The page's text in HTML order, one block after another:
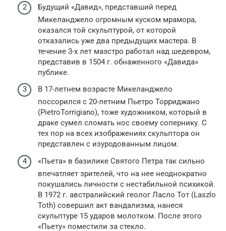
Будущий «Давид», представший перед
Микеланджело огромным куском мрамора,
оказался той скульптурой, от которой
отказались уже два предыдущих мастера. В
течение 3-х лет маэстро работал над шедевром,
представив в 1504 г. обнаженного «Давида»
публике.
В 17-летнем возрасте Микеланджело
поссорился с 20-летним Пьетро Торриджано
(PietroTorrigiano), тоже художником, который в
драке сумел сломать нос своему сопернику. С
тех пор на всех изображениях скульптора он
представлен с изуродованным лицом.
«Пьета» в базилике Святого Петра так сильно
впечатляет зрителей, что на нее неоднократно
покушались личности с нестабильной психикой.
В 1972 г. австралийский геолог Ласло Тот (Laszlo
Toth) совершил акт вандализма, нанеся
скульптуре 15 ударов молотком. После этого
«Пьету» поместили за стекло.